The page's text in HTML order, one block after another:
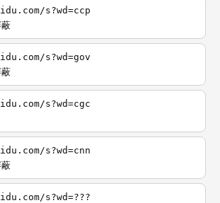
s?wd=ccp
s?wd=gov
s?wd=cgc
s?wd=cnn
s?wd=???